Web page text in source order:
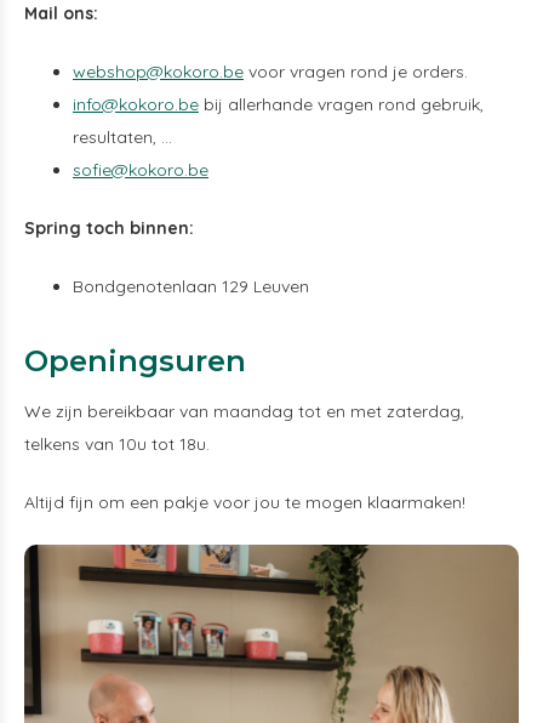
Mail ons:
webshop@kokoro.be voor vragen rond je orders.
info@kokoro.be bij allerhande vragen rond gebruik,
resultaten, ...
sofie@kokoro.be
Spring toch binnen:
Bondgenotenlaan 129 Leuven
Openingsuren
We zijn bereikbaar van maandag tot en met zaterdag,
telkens van 10u tot 18u.
Altijd fijn om een pakje voor jou te mogen klaarmaken!